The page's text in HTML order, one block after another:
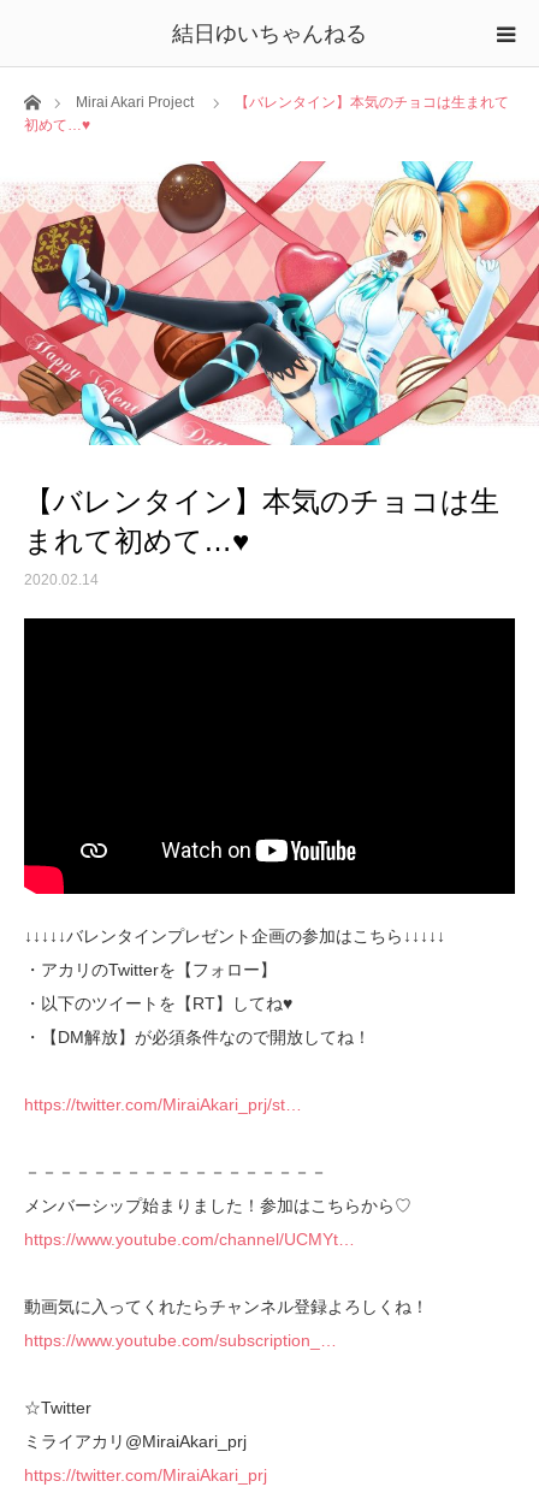
結日ゆいちゃんねる
ホームMirai Akari Project
【バレンタイン】本気のチョコは生まれて
初めて…♥
【バレンタイン】本気のチョコは生
まれて初めて…♥
2020.02.14
↓↓↓↓↓バレンタインプレゼント企画の参加はこちら↓↓↓↓↓
・アカリのTwitterを【フォロー】
・以下のツイートを【RT】してね♥
・【DM解放】が必須条件なので開放してね！
https://twitter.com/MiraiAkari_prj/st…
－－－－－－－－－－－－－－－－－－
メンバーシップ始まりました！参加はこちらから♡
https://www.youtube.com/channel/UCMYt…
動画気に入ってくれたらチャンネル登録よろしくね！
https://www.youtube.com/subscription_…
☆Twitter
ミライアカリ@MiraiAkari_prj
https://twitter.com/MiraiAkari_prj